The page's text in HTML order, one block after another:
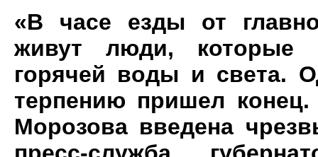
«В часе езды от
живут люди, которые
горячей воды и света.
терпению пришел
Морозова введена